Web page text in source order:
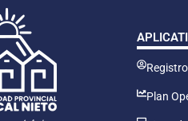
Registro
Plan